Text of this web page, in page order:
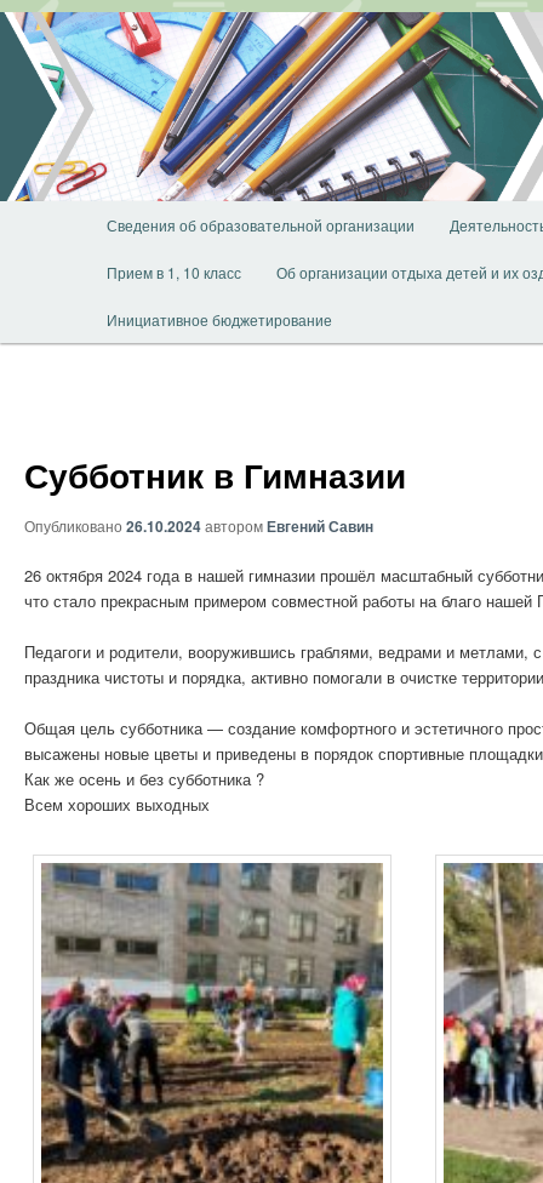
Перейти
основному
содержимому
Сведения об образовательной организации
Прием в 1, 10 класс Об организации отдыха детей и их
Инициативное бюджетирование
Субботник в Гимназии
Опубликовано 26.10.2024авторомЕвгений Савин
26 октября 2024 года в нашей гимназии прошёл масштабный
что стало прекрасным примером совместной работы на благо нашей
Педагоги и родители, вооружившись граблями, ведрами и метлами,
праздника чистоты и порядка, активно помогали в очистке
Общая цель субботника — создание комфортного и эстетичного
высажены новые цветы и приведены в порядок спортивные
Как же осень и без субботника ?
Всем хороших выходных